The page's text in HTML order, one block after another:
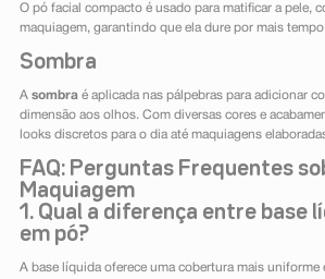
O pó facial compacto é usado para matificar a pele,
maquiagem, garantindo que ela dure por mais
Sombra
A sombraé aplicada nas pálpebras para adicionar
dimensão aos olhos. Com diversas cores e
looks discretos para o dia até maquiagens
FAQ: Perguntas Frequentes
Maquiagem
1. Qual a diferença entre base
em pó?
A base líquida oferece uma cobertura mais uniforme